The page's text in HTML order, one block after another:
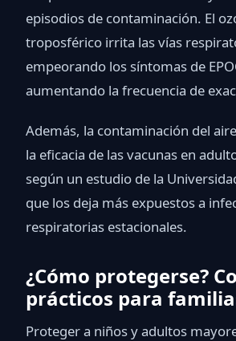
episodios de contaminación. El
troposférico irrita las vías
empeorando los síntomas de
aumentando la frecuencia de
Además, la contaminación del
la eficacia de las vacunas en
según un estudio de la
que los deja más expuestos a
respiratorias estacionales.
¿Cómo protegerse?
prácticos para
Proteger a niños y adultos